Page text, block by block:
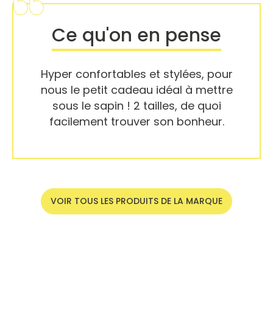
Ce qu'on en pense
Hyper confortables et stylées, pour
nous le petit cadeau idéal à mettre
sous le sapin ! 2 tailles, de quoi
facilement trouver son bonheur.
VOIR TOUS LES PRODUITS DE LA MARQUE